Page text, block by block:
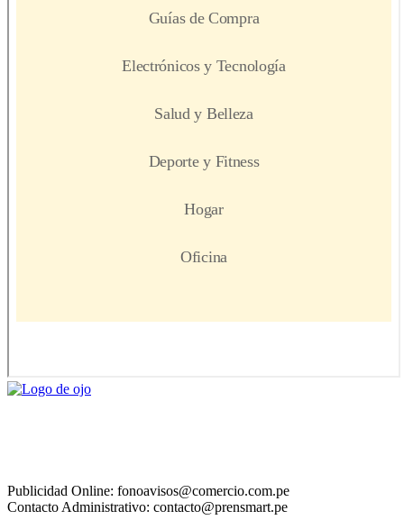
Publicidad Online: fonoavisos@comercio.com.pe
Contacto Administrativo: contacto@prensmart.pe